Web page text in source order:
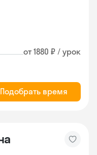
от 1880 ₽ / урок
Подобрать время